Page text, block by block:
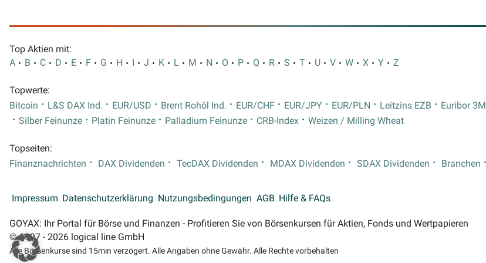
Top Aktien mit:
A
B C D E F G H I J K L M N O P Q R S T U V W X Y Z
Topwerte:
Bitcoin
L&S DAX Ind. EUR/USD Brent Rohöl Ind. EUR/CHF EUR/JPY EUR/PLN Leitzins EZB Euribor 3M
Silber Feinunze
Platin Feinunze Palladium Feinunze CRB-Index Weizen / Milling Wheat
Topseiten:
Finanznachrichten
DAX Dividenden TecDAX Dividenden MDAX Dividenden SDAX Dividenden Branchen
Impressum Datenschutzerklärung Nutzungsbedingungen AGB Hilfe & FAQs
GOYAX: Ihr Portal für Börse und Finanzen - Profitieren Sie von Börsenkursen für Aktien, Fonds und Wertpapieren
© 1997 - 2026 logical line GmbH
Alle Börsenkurse sind 15min verzögert. Alle Angaben ohne Gewähr. Alle Rechte vorbehalten